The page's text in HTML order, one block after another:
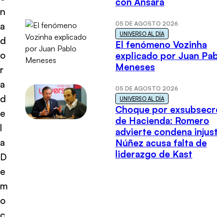
n
a
d
o
r
a
d
e
l
a
D
e
m
o
05 DE AGOSTO 2026
UNIVERSO AL DÍA
El fenómeno Vozinha
explicado por Juan
Meneses
05 DE AGOSTO 2026
UNIVERSO AL DÍA
Choque por
de Hacienda: Romero
advierte condena
Núñez acusa falta de
liderazgo de Kast